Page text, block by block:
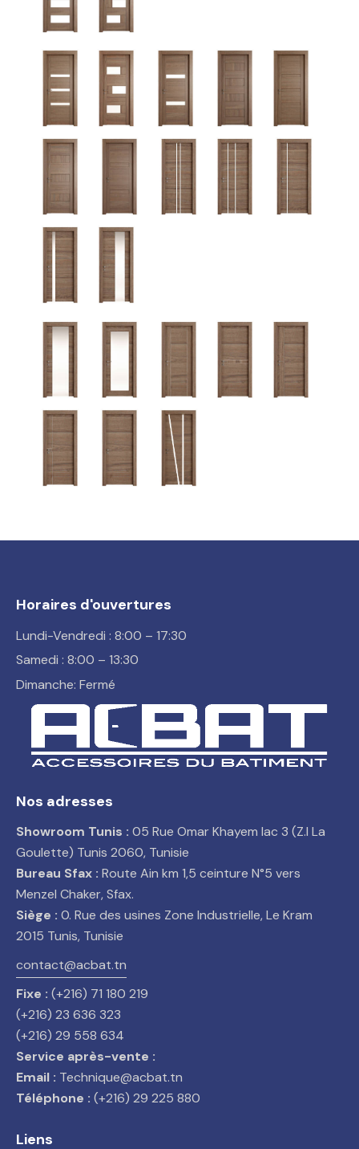
Horaires d'ouvertures
Lundi-Vendredi : 8:00 – 17:30
Samedi : 8:00 – 13:30
Dimanche: Fermé
Nos adresses
Showroom Tunis : 05 Rue Omar Khayem lac 3 (Z.I La
Goulette) Tunis 2060, Tunisie
Bureau Sfax : Route Ain km 1,5 ceinture N°5 vers
Menzel Chaker, Sfax.
Siège : 0. Rue des usines Zone Industrielle, Le Kram
2015 Tunis, Tunisie
contact@acbat.tn
Fixe : (+216) 71 180 219
(+216) 23 636 323
(+216) 29 558 634
Service après-vente :
Email : Technique@acbat.tn
Téléphone : (+216) 29 225 880
Liens